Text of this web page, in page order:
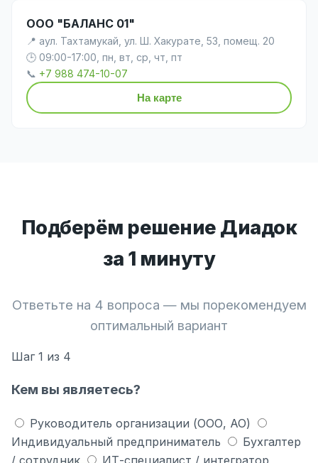
ООО "БАЛАНС 01"
📍 аул. Тахтамукай, ул. Ш. Хакурате, 53, помещ. 20
🕒 09:00-17:00, пн, вт, ср, чт, пт
📞 +7 988 474-10-07
На карте
Подберём решение Диадок
за 1 минуту
Ответьте на 4 вопроса — мы порекомендуем
оптимальный вариант
Шаг 1 из 4
Кем вы являетесь?
Руководитель организации (ООО, АО)
Индивидуальный предприниматель
Бухгалтер
/ сотрудник
ИТ-специалист / интегратор